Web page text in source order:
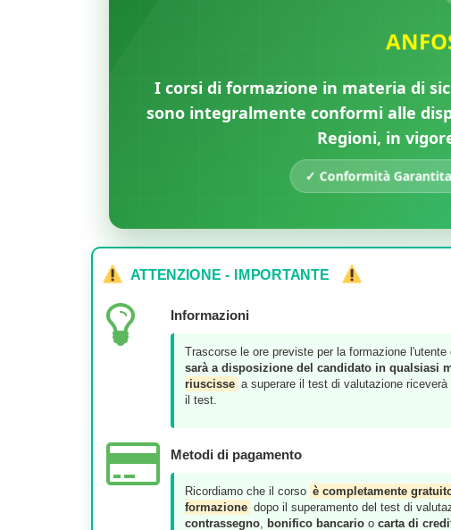
I corsi di formazione in materia di
sono integralmente conformi alle
Regioni, in
✓ Conformità Garantita
ATTENZIONE - IMPORTANTE
Informazioni
Trascorse le ore previste per la formazione l'utente
sarà a disposizione del candidato in qualsiasi
riuscisse a superare il test di valutazione
il test.
Metodi di pagamento
Ricordiamo che il corso è completamente
formazione dopo il superamento del test di
contrassegno, bonifico bancario ocarta di